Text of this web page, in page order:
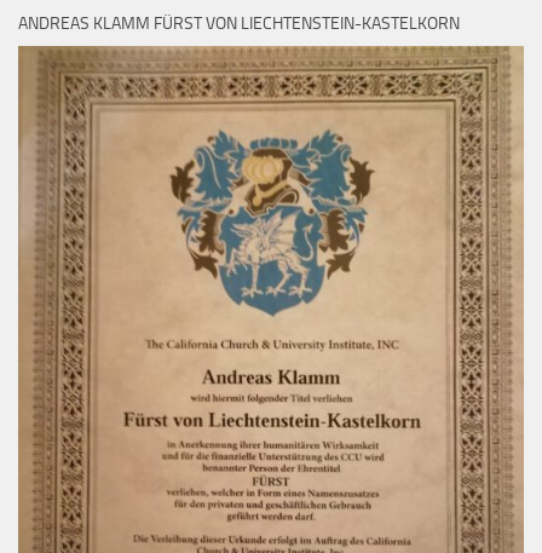
ANDREAS KLAMM FÜRST VON LIECHTENSTEIN-KASTELKORN